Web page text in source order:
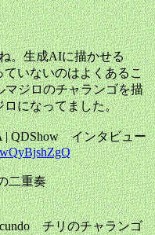
。生成AIに描かせる
いないのはよくあるこ
ジロのチャランゴを描
ロになってました。
| QDShow インタビュー
二重奏
チリのチャランゴ